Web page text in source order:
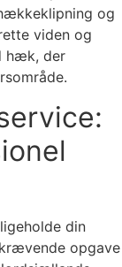
og
viden og
hæk, der
din
opgave